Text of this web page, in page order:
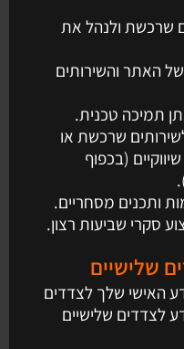
שרכשת ולנהל את
האתר והשירותים
תמיכה טכנית.
שרכשת או
(בכפוף
ותכנים מסחריים.
סקרי שביעות רצון.
האישי שלך לצדדים
לצדדים שלישיים